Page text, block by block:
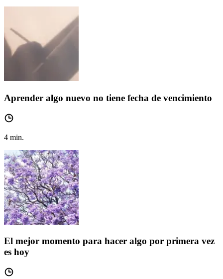
Aprender algo nuevo no tiene fecha de vencimiento
4 min.
El mejor momento para hacer algo por primera vez
es hoy